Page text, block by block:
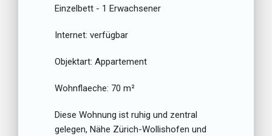
Einzelbett - 1 Erwachsener
Internet: verfügbar
Objektart: Appartement
Wohnflaeche: 70 m²
Diese Wohnung ist ruhig und zentral
gelegen, Nähe Zürich-Wollishofen und